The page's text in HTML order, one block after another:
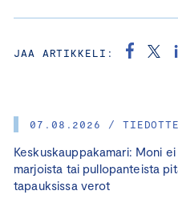
07.08.2026 /
Keskuskauppakamari: Moni
marjoista tai pullopanteista
tapauksissa verot
JAA ARTIKKELI: